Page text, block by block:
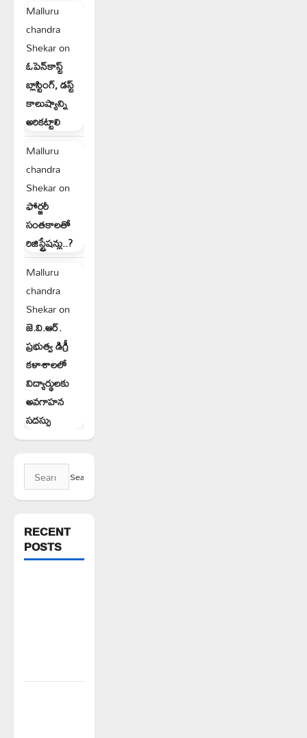
Malluru
chandra
Shekaron
ఓపెన్‌కాస్ట్
బ్లాస్టింగ్, డస్ట్
కాలుష్యాన్ని
అరికట్టాలి
Malluru
chandra
Shekaron
ఫోర్జరీ
సంతకాలతో
రిజిస్ట్రేషన్లు..?
Malluru
chandra
Shekaron
జె.వి.ఆర్.
ప్రభుత్వ డిగ్రీ
కళాశాలలో
విద్యార్థులకు
అవగాహన
సదస్సు
Search
for:
RECENT
POSTS